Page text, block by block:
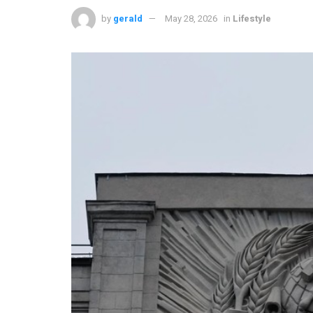
by gerald May 28, 2026 in Lifestyle